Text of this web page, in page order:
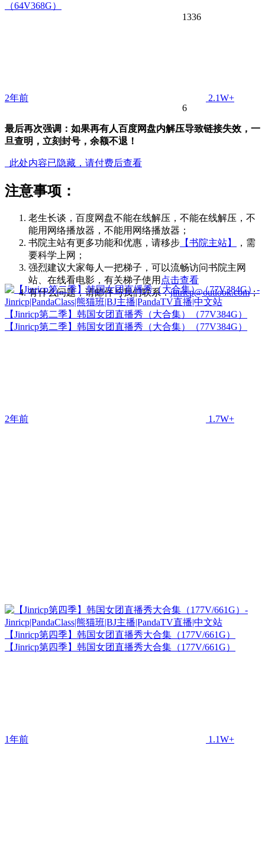
1336
6
最后再次强调：如果再有人百度网盘内解压导致链接失效，一
旦查明，立刻封号，余额不退！
此处内容已隐藏，请付费后查看
注意事项：
老生长谈，百度网盘不能在线解压，不能在线解压，不
能用网络播放器，不能用网络播放器；
书院主站有更多功能和优惠，请移步 【书院主站】
，需
要科学上网；
强烈建议大家每人一把梯子，可以流畅访问书院主网
站、在线看电影，有关梯子使用 点击查看
有什么问题，请邮件与我们联系：jinricp@outlook.com；
（64V368G）
2年前 2.1W+
【Jinricp第二季】韩国女团直播秀（大合集）（77V384G）
【Jinricp第二季】韩国女团直播秀（大合集）（77V384G）
2年前 1.7W+
【Jinricp第四季】韩国女团直播秀大合集（177V/661G）
【Jinricp第四季】韩国女团直播秀大合集（177V/661G）
1年前 1.1W+